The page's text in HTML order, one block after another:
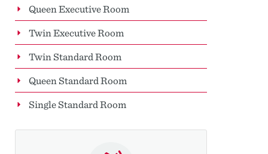
Queen Executive Room
Twin Executive Room
Twin Standard Room
Queen Standard Room
Single Standard Room